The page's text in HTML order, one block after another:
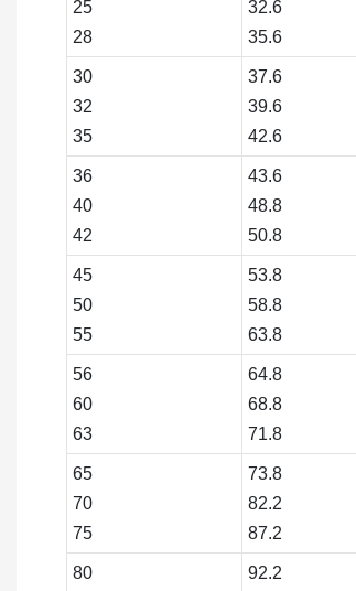
25
28
32.6
35.6
30
32
35
37.6
39.6
42.6
36
40
42
43.6
48.8
50.8
45
50
55
53.8
58.8
63.8
56
60
63
64.8
68.8
71.8
65
70
75
73.8
82.2
87.2
80
92.2